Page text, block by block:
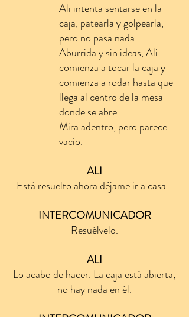
Ali intenta sentarse en la
caja, patearla y golpearla,
pero no pasa nada.
Aburrida y sin ideas, Ali
comienza a tocar la caja y
comienza a rodar hasta que
llega al centro de la mesa
donde se abre.
Mira adentro, pero parece
vacío.
ALI
Está resuelto ahora déjame ir a casa.
INTERCOMUNICADOR
Resuélvelo.
ALI
Lo acabo de hacer. La caja está abierta;
no hay nada en él.